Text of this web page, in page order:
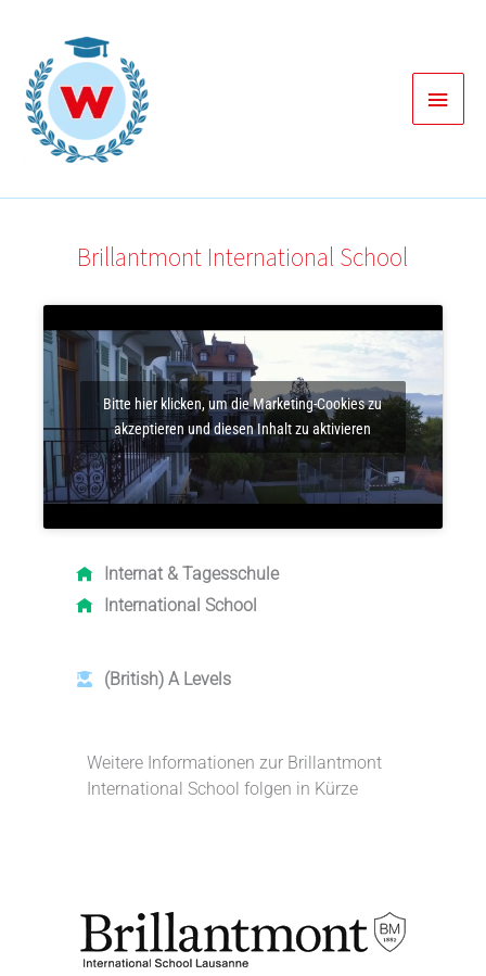
springen
Brillantmont International School
Bitte hier klicken, um die Marketing-Cookies zu
akzeptieren und diesen Inhalt zu aktivieren
Internat &
Tagesschule
International School
(British) A Levels
Weitere Informationen zur Brillantmont
International School folgen in Kürze